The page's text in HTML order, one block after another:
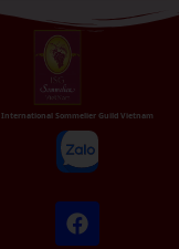
International Sommelier Guild Vietnam